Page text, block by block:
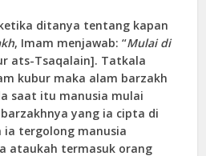
ditanya tentang kapan
, Imam menjawab: “Mulai di
ats-Tsaqalain]. Tatkala
kubur maka alam barzakh
saat itu manusia mulai
yang ia cipta di
ia tergolong manusia
ataukah termasuk orang